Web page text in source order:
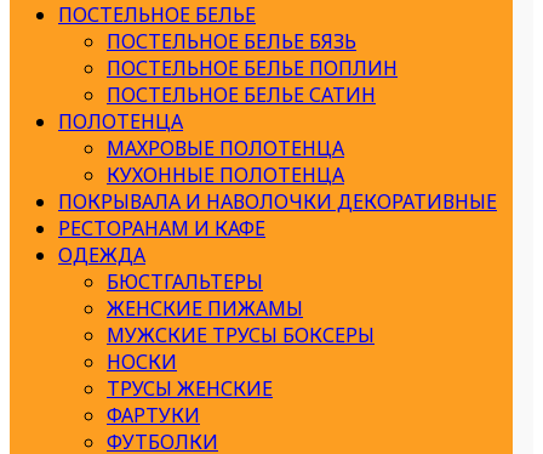
ПОСТЕЛЬНОЕ БЕЛЬЕ
ПОСТЕЛЬНОЕ БЕЛЬЕ БЯЗЬ
ПОСТЕЛЬНОЕ БЕЛЬЕ ПОПЛИН
ПОСТЕЛЬНОЕ БЕЛЬЕ САТИН
ПОЛОТЕНЦА
МАХРОВЫЕ ПОЛОТЕНЦА
КУХОННЫЕ ПОЛОТЕНЦА
ПОКРЫВАЛА И НАВОЛОЧКИ ДЕКОРАТИВНЫЕ
РЕСТОРАНАМ И КАФЕ
ОДЕЖДА
БЮСТГАЛЬТЕРЫ
ЖЕНСКИЕ ПИЖАМЫ
МУЖСКИЕ ТРУСЫ БОКСЕРЫ
НОСКИ
ТРУСЫ ЖЕНСКИЕ
ФАРТУКИ
ФУТБОЛКИ